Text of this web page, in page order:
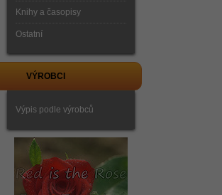
Knihy a časopisy
Ostatní
VÝROBCI
Výpis podle výrobců